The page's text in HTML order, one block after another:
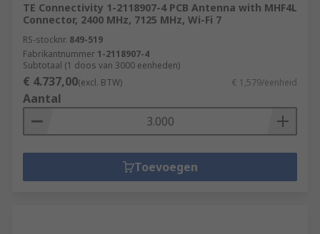
TE Connectivity 1-2118907-4 PCB Antenna with MHF4L
Connector, 2400 MHz, 7125 MHz, Wi-Fi 7
RS-stocknr. 849-519
Fabrikantnummer 1-2118907-4
Subtotaal (1 doos van 3000 eenheden)
€ 4.737,00(excl. BTW) € 1,579/eenheid
Aantal
Toevoegen